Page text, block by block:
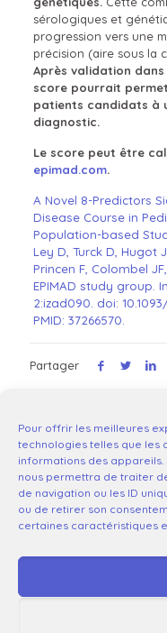
Pour offrir les meilleures
technologies telles que les
informations des
nous permettra de traiter
de navigation ou les ID
ou de retirer son
certaines caractéristiques
sérologiques et
progression vers une
précision (aire sous la
Après validation
score pourrait
patients candidats à
diagnostic.
Le score peut être
epimad.com.
A Novel 8-Predictors
Disease Course in
Population-based
Ley D, Turck D, Hugot
Princen F, Colombel
EPIMAD study group.
2:izad090. doi:
PMID: 37266570.
Partager